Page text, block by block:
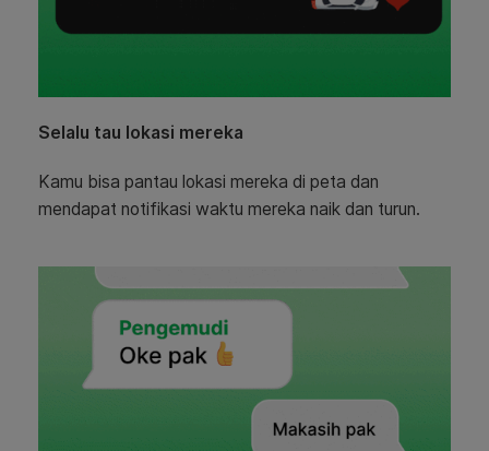
Selalu tau lokasi mereka
Kamu bisa pantau lokasi mereka di peta dan
mendapat notifikasi waktu mereka naik dan turun.